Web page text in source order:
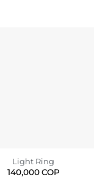
Light Ring
140,000COP